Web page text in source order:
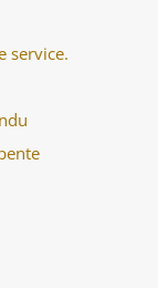
service.